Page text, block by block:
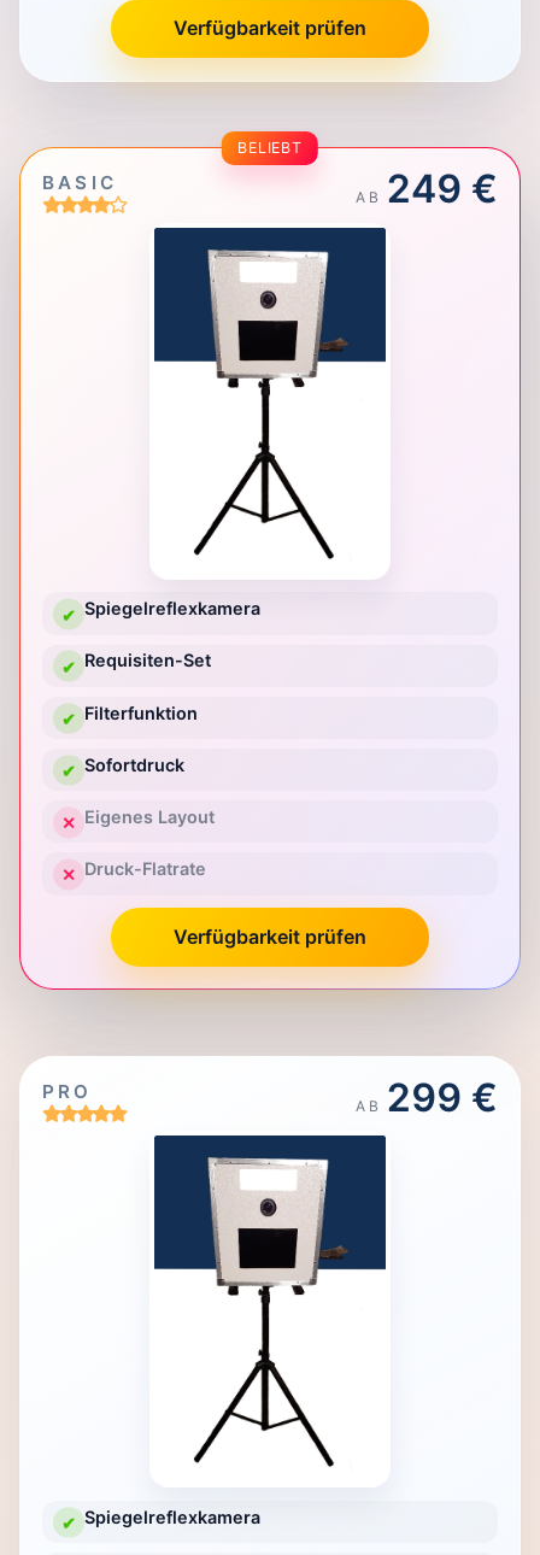
Verfügbarkeit prüfen
BELIEBT
BASIC
AB 249 €
✔ Spiegelreflexkamera
✔ Requisiten-Set
✔ Filterfunktion
✔ Sofortdruck
✕ Eigenes Layout
✕ Druck-Flatrate
Verfügbarkeit prüfen
PRO
AB 299 €
✔ Spiegelreflexkamera